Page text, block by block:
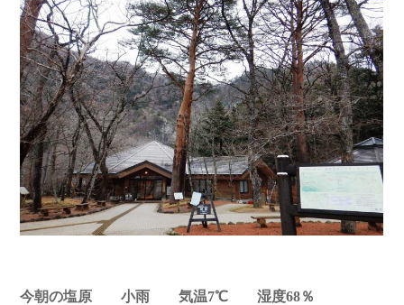
今朝の塩原 小雨 気温7℃ 湿度68％